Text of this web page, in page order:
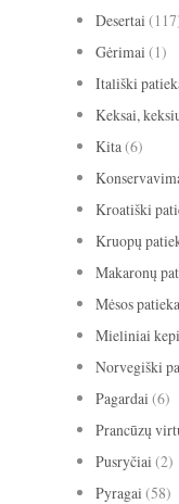
Desertai
Gėrimai (1)
Itališki
Keksai,
Kita (6)
Kroatiški
Kruopų
Makaronų
Mėsos
Mieliniai
Norvegiški
Pagardai (6)
Prancūzų
Pusryčiai (2)
Pyragai (58)